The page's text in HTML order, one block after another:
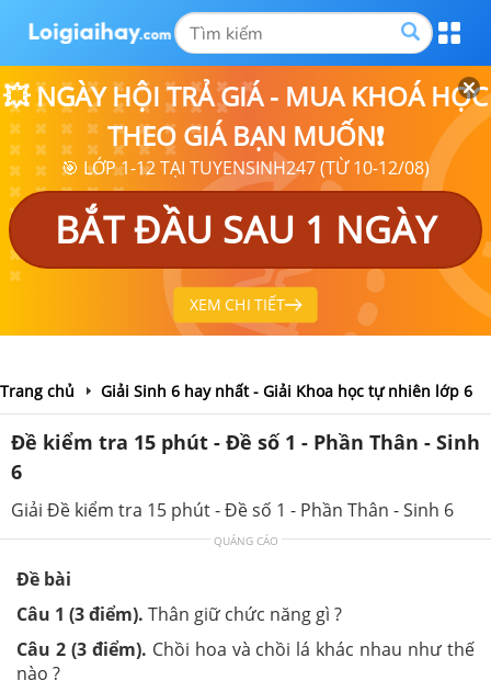
💥 NGÀY HỘI TRẢ GIÁ - MUA KHOÁ HỌC
THEO GIÁ BẠN MUỐN❗
🎯 LỚP 1-12 TẠI TUYENSINH247 (TỪ 10-12/08)
BẮT ĐẦU SAU 1 NGÀY
XEM CHI TIẾT
Trang chủ Giải Sinh 6 hay nhất - Giải Khoa học tự nhiên lớp 6
Đề kiểm tra 15 phút - Đề số 1 - Phần Thân - Sinh
6
Giải Đề kiểm tra 15 phút - Đề số 1 - Phần Thân - Sinh 6
QUẢNG CÁO
Đề bài
Câu 1 (3 điểm). Thân giữ chức năng gì ?
Câu 2 (3 điểm). Chồi hoa và chồi lá khác nhau như thế
nào ?